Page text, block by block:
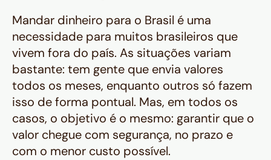
Mandar dinheiro para o Brasil é uma
necessidade para muitos brasileiros que
vivem fora do país. As situações variam
bastante: tem gente que envia valores
todos os meses, enquanto outros só fazem
isso de forma pontual. Mas, em todos os
casos, o objetivo é o mesmo: garantir que o
valor chegue com segurança, no prazo e
com o menor custo possível.